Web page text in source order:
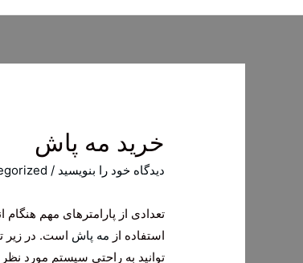
خرید مه پاش
دیدگاه‌ خود را بنویسید /
تعدادی از پارامترهای مهم
استفاده از مه پاش است. در زیر
توانید به راحتی سیستم مورد نظر